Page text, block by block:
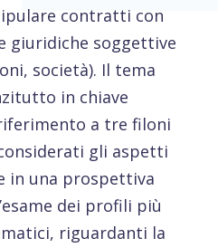
contratti con
giuridiche soggettive
società). Il tema
in chiave
a tre filoni
gli aspetti
in una prospettiva
dei profili più
riguardanti la